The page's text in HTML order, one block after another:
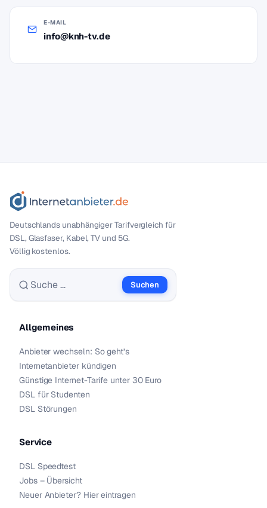
E-MAIL
info@knh-tv.de
Deutschlands unabhängiger Tarif­vergleich für
DSL, Glasfaser, Kabel, TV und 5G.
Völlig kostenlos.
Suche nach:
Suchen
Allgemeines
Anbieter wechseln: So geht’s
Internetanbieter kündigen
Günstige Internet-Tarife unter 30 Euro
DSL für Studenten
DSL Störungen
Service
DSL Speedtest
Jobs – Übersicht
Neuer Anbieter? Hier eintragen